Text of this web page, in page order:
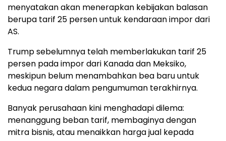
menyatakan akan menerapkan kebijakan balasan
berupa tarif 25 persen untuk kendaraan impor dari
AS.
Trump sebelumnya telah memberlakukan tarif 25
persen pada impor dari Kanada dan Meksiko,
meskipun belum menambahkan bea baru untuk
kedua negara dalam pengumuman terakhirnya.
Banyak perusahaan kini menghadapi dilema:
menanggung beban tarif, membaginya dengan
mitra bisnis, atau menaikkan harga jual kepada